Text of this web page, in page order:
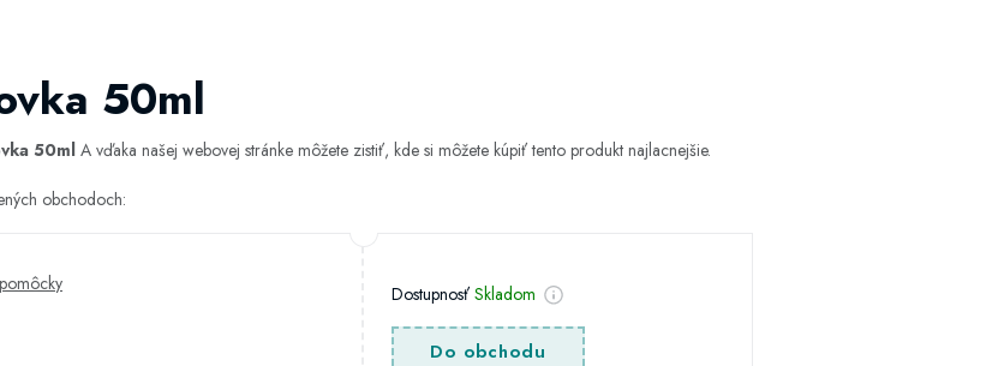
50ml
50ml A vďaka našej webovej stránke môžete zistiť, kde si môžete kúpiť tento produkt najlacnejšie.
obchodoch:
DostupnosťSkladom
Do obchodu